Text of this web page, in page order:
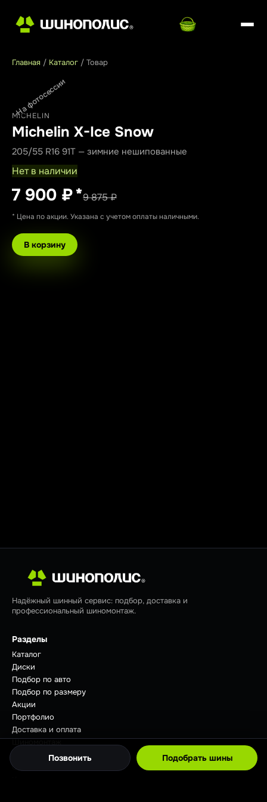
Главная / Каталог / Товар
На фотосессии
MICHELIN
Michelin X-Ice Snow
205/55 R16 91T — зимние нешипованные
Нет в наличии
7 900 ₽*9 875 ₽
* Цена по акции. Указана с учетом оплаты наличными.
В корзину
Позвонить Подобрать шины
Надёжный шинный сервис: подбор, доставка и
профессиональный шиномонтаж.
Разделы
Каталог
Диски
Подбор по авто
Подбор по размеру
Акции
Портфолио
Доставка и оплата
Шиномонтаж
Советы